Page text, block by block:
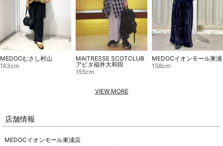
MEDOCむさし村山
163cm
MAITRESSE SCOTCLUB
アピタ福井大和田
155cm
MEDOCイオンモール東浦
158cm
VIEW MORE
店舗情報
MEDOCイオンモール東浦店